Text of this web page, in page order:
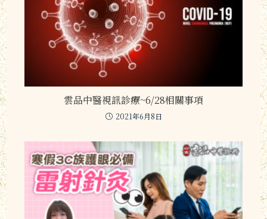
雲品中醫視訊診療~6/28相關事項
2021年6月8日